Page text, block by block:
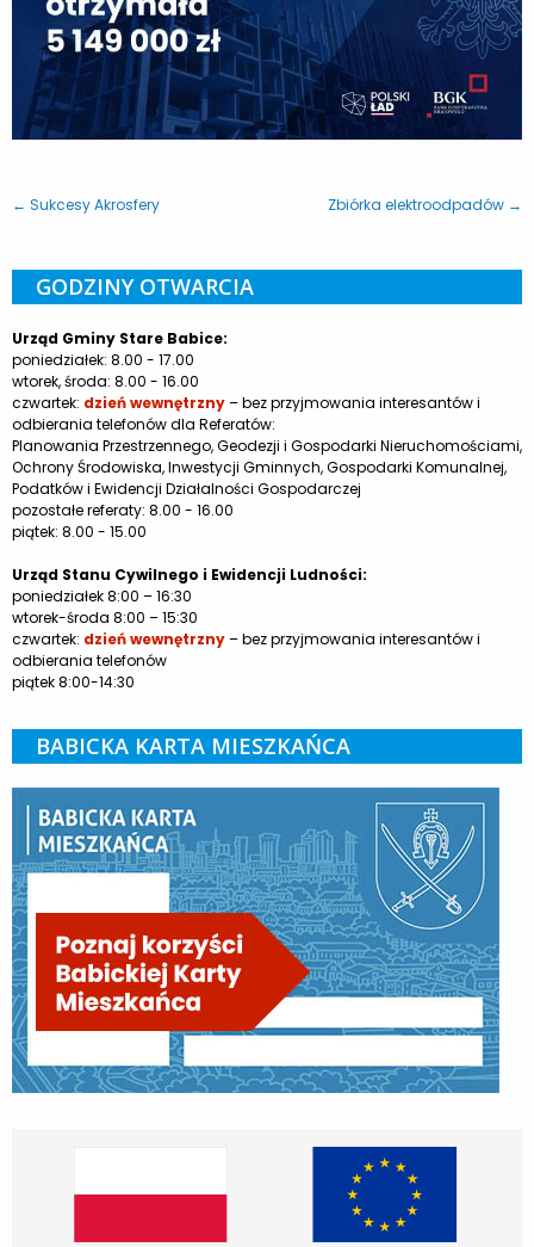
← Sukcesy Akrosfery Zbiórka elektroodpadów →
GODZINY OTWARCIA
Urząd Gminy Stare Babice:
poniedziałek: 8.00 - 17.00
wtorek, środa: 8.00 - 16.00
czwartek: dzień wewnętrzny– bez przyjmowania interesantów i
odbierania telefonów dla Referatów:
Planowania Przestrzennego, Geodezji i Gospodarki Nieruchomościami,
Ochrony Środowiska, Inwestycji Gminnych, Gospodarki Komunalnej,
Podatków i Ewidencji Działalności Gospodarczej
pozostałe referaty: 8.00 - 16.00
piątek: 8.00 - 15.00
Urząd Stanu Cywilnego i Ewidencji Ludności:
poniedziałek 8:00 – 16:30
wtorek-środa 8:00 – 15:30
czwartek: dzień wewnętrzny– bez przyjmowania interesantów i
odbierania telefonów
piątek 8:00-14:30
BABICKA KARTA MIESZKAŃCA